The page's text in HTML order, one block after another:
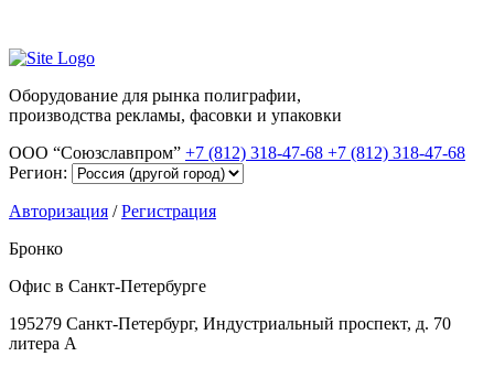
Оборудование для рынка полиграфии,
производства рекламы, фасовки и упаковки
ООО “Союзславпром” +7 (812) 318-47-68 +7 (812) 318-47-68
Регион:
Авторизация /Регистрация
Бронко
Офис в Санкт-Петербурге
195279 Санкт-Петербург, Индустриальный проспект, д. 70
литера А